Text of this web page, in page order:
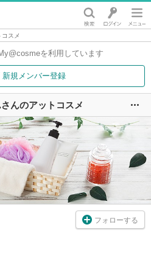
スメ
を利用しています
新規メンバー登録
んのアットコスメ
フォローする